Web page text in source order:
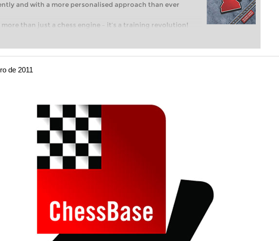
and with a more personalised approach than ever
more than just a chess engine – it’s a training revolution!
you’re taking your first steps into the world of club chess,
intelligently and with a more personalised
than ever before.
de 2011